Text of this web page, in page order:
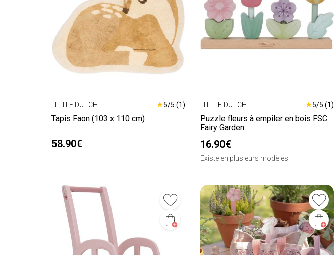
LITTLE DUTCH ★5/5 (1)
Tapis Faon (103 x 110 cm)
58.90€
LITTLE DUTCH ★5/5 (1)
Puzzle fleurs à empiler en bois FSC
Fairy Garden
16.90€
Existe en plusieurs modèles